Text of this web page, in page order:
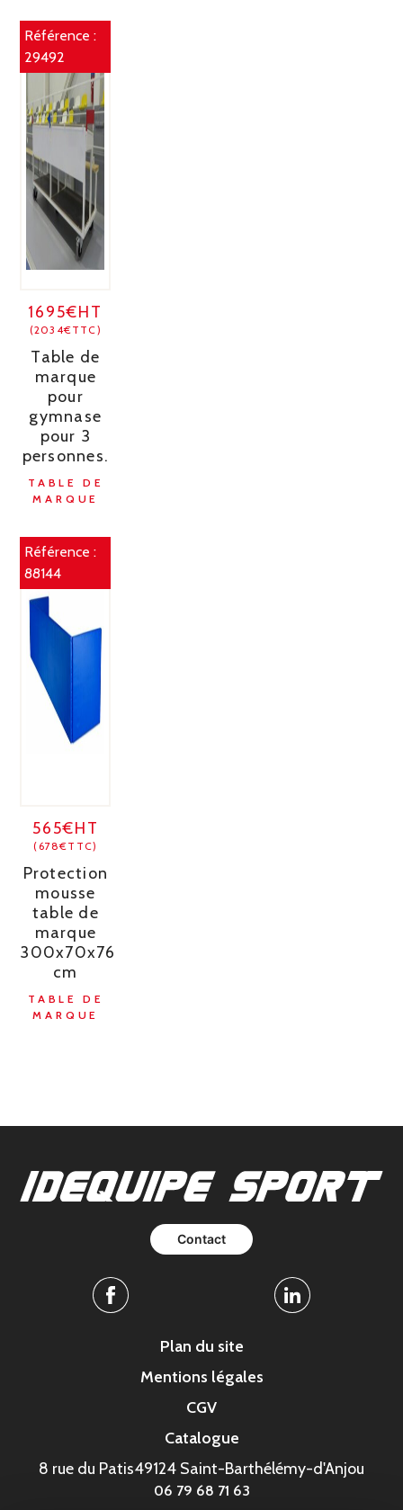
Référence :
29492
1695€HT
(2034€TTC)
Table de
marque
pour
gymnase
pour 3
personnes.
TABLE DE
MARQUE
Référence :
88144
565€HT
(678€TTC)
Protection
mousse
table de
marque
300x70x76
cm
TABLE DE
MARQUE
Contact
Facebook Linkedin
Plan du site
Mentions légales
CGV
Catalogue
8 rue du Patis49124 Saint-Barthélémy-d'Anjou
06 79 68 71 63